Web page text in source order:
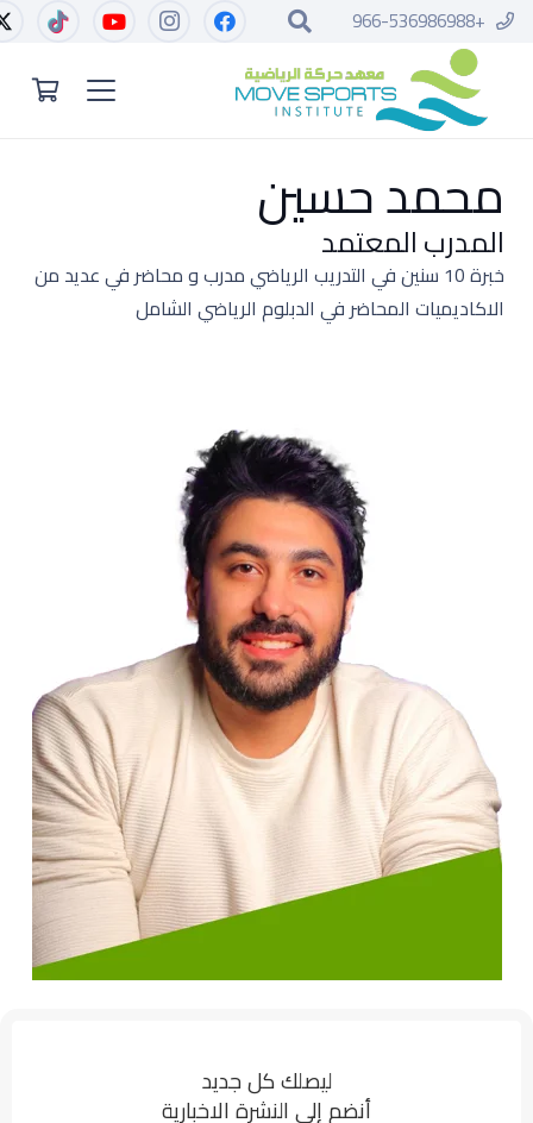
+966-536986988
محمد حسين
المدرب المعتمد
خبرة 10 سنين في التدريب الرياضي مدرب و محاضر في عديد من
الاكاديميات المحاضر في الدبلوم الرياضي الشامل
ليصلك كل جديد
أنضم إلى النشرة الاخبارية